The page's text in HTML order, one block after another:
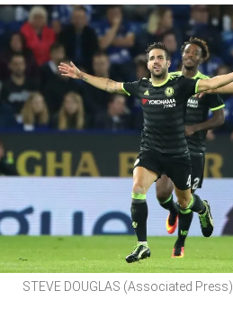
STEVE DOUGLAS (Associated Press)